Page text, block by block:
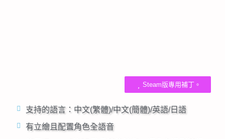
Steam版專用補丁。
支持的語言：中文(繁體)/中文(簡體)/英語/日語
有立繪且配置角色全語音